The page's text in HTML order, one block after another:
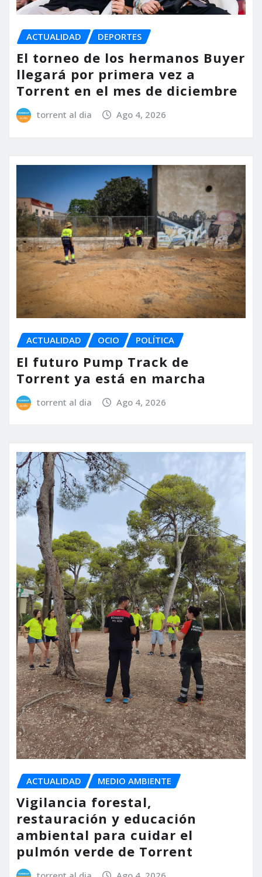
ACTUALIDAD DEPORTES
El torneo de los hermanos Buyer
llegará por primera vez a
Torrent en el mes de diciembre
torrent al dia Ago 4, 2026
ACTUALIDAD OCIO POLÍTICA
El futuro Pump Track de
Torrent ya está en marcha
torrent al dia Ago 4, 2026
ACTUALIDAD MEDIO AMBIENTE
Vigilancia forestal,
restauración y educación
ambiental para cuidar el
pulmón verde de Torrent